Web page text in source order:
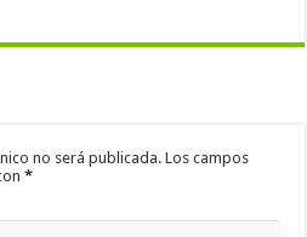
no será publicada. Los campos
*